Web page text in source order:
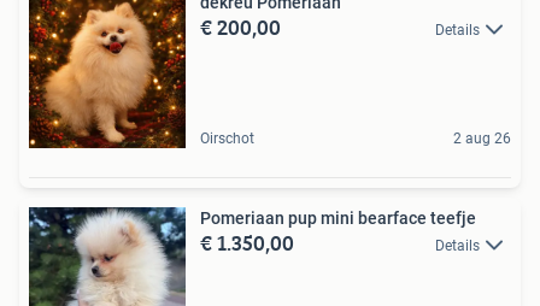
€ 200,00 Details
Oirschot 2 aug 26
Pomeriaan pup mini bearface teefje
€ 1.350,00 Details